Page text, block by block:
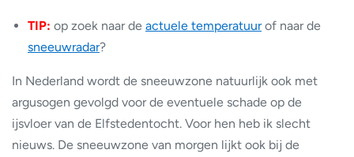
TIP: op zoek naar de actuele temperatuurof naar de
sneeuwradar?
In Nederland wordt de sneeuwzone natuurlijk ook met
argusogen gevolgd voor de eventuele schade op de
ijsvloer van de Elfstedentocht. Voor hen heb ik slecht
nieuws. De sneeuwzone van morgen lijkt ook bij de